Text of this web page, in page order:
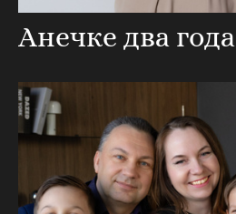
Анечке два года